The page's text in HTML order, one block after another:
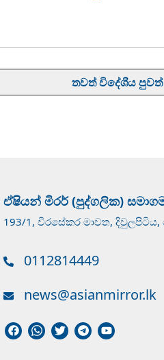
තවත් විදේශීය පුවත්
ඒෂියන් මිරර් (පුද්ගලික)
193/1, වීරසේකර මාවත,
0112814449
news@asianmirror.lk